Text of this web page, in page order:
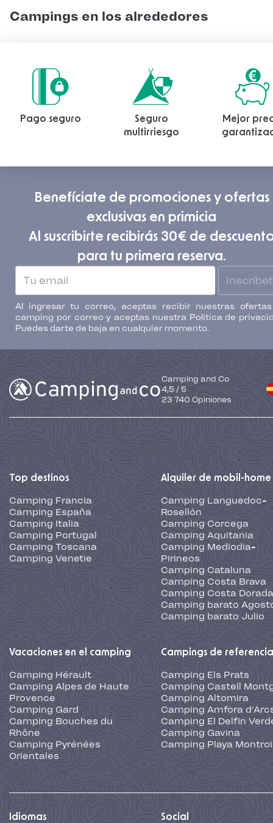
Campings en los alrededores
Pago seguro
Seguro
multirriesgo
Mejor
Benefíciate de promociones y ofertas
exclusivas en primicia
Al suscribirte recibirás 30€ de
para tu primera reserva.
Al ingresar tu correo, aceptas recibir nuestras
camping por correo y aceptas nuestra Política de
Puedes darte de baja en cualquier momento.
Camping and Co
4,5 / 5
23 740 Opiniones
Top destinos
Camping Francia
Camping España
Camping Italia
Camping Portugal
Camping Toscana
Camping Venetie
Alquiler de mobil-home
Camping Languedoc-
Rosellón
Camping Corcega
Camping Aquitania
Camping Mediodia-
Pirineos
Camping Cataluna
Camping Costa Brava
Camping Costa Dorada
Camping barato
Camping barato Julio
Vacaciones en el camping
Camping Hérault
Camping Alpes de Haute
Provence
Camping Gard
Camping Bouches du
Rhône
Camping Pyrénées
Orientales
Campings de referencia
Camping Els Prats
Camping Castell
Camping Altomira
Camping Amfora
Camping El Delfin
Camping Gavina
Camping Playa
Idiomas Social